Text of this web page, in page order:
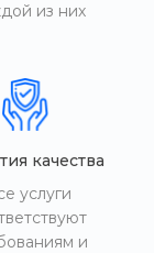
из них
качества
услуги
и